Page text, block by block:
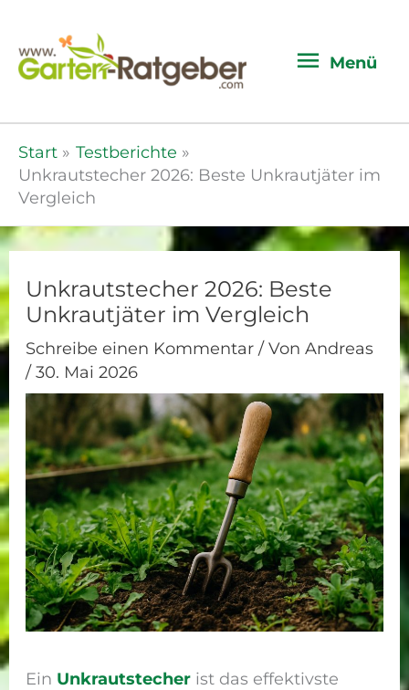
Menü
Start
Testberichte
Unkrautstecher 2026: Beste Unkrautjäter im
Vergleich
Unkrautstecher 2026: Beste
Unkrautjäter im Vergleich
Schreibe einen Kommentar / VonAndreas
/30. Mai 2026
Ein Unkrautstecher ist das effektivste